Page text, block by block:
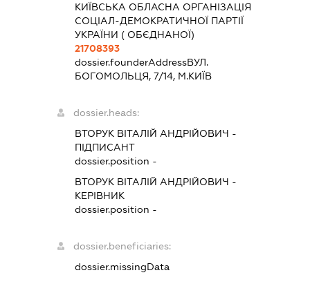
КИЇВСЬКА ОБЛАСНА ОРГАНІЗАЦІЯ
СОЦІАЛ-ДЕМОКРАТИЧНОЇ ПАРТІЇ
УКРАЇНИ ( ОБЄДНАНОЇ)
21708393
dossier.founderAddressВУЛ.
БОГОМОЛЬЦЯ, 7/14, М.КИЇВ
dossier.heads:
ВТОРУК ВІТАЛІЙ АНДРІЙОВИЧ -
ПІДПИСАНТ
dossier.position -
ВТОРУК ВІТАЛІЙ АНДРІЙОВИЧ -
КЕРІВНИК
dossier.position -
dossier.beneficiaries:
dossier.missingData